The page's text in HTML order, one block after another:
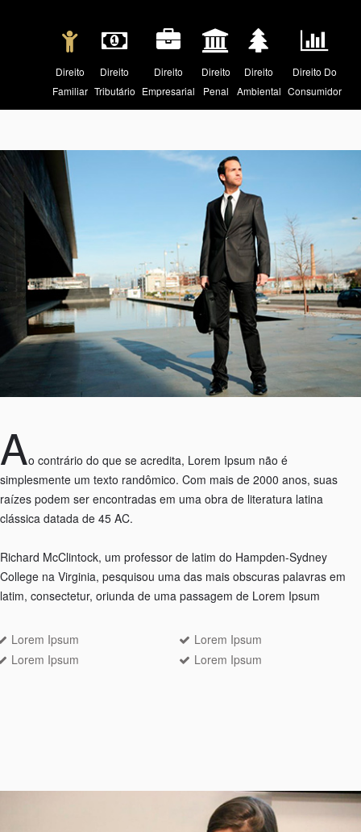
Direito
Familiar
Direito
Tributário
Direito
Empresarial
Direito
Penal
Direito
Ambiental
Direito Do
Consumidor
Ao contrário do que se acredita, Lorem Ipsum não é
simplesmente um texto randômico. Com mais de 2000 anos, suas
raízes podem ser encontradas em uma obra de literatura latina
clássica datada de 45 AC.
Richard McClintock, um professor de latim do Hampden-Sydney
College na Virginia, pesquisou uma das mais obscuras palavras em
latim, consectetur, oriunda de uma passagem de Lorem Ipsum
Lorem Ipsum
Lorem Ipsum
Lorem Ipsum
Lorem Ipsum